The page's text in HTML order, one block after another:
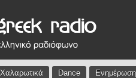
Χαλαρωτικά Dance Ενημέρωση